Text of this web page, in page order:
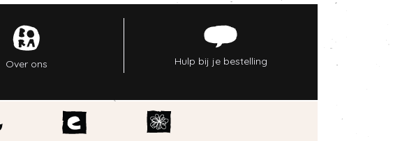
Over ons Hulp bij je bestelling